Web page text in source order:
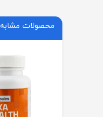
محصولات مشابه